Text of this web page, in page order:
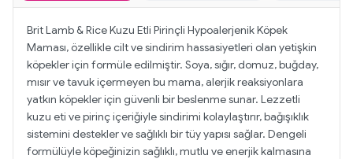
Brit Lamb & Rice Kuzu Etli Pirinçli Hypoalerjenik Köpek
Maması, özellikle cilt ve sindirim hassasiyetleri olan yetişkin
köpekler için formüle edilmiştir. Soya, sığır, domuz, buğday,
mısır ve tavuk içermeyen bu mama, alerjik reaksiyonlara
yatkın köpekler için güvenli bir beslenme sunar. Lezzetli
kuzu eti ve pirinç içeriğiyle sindirimi kolaylaştırır, bağışıklık
sistemini destekler ve sağlıklı bir tüy yapısı sağlar. Dengeli
formülüyle köpeğinizin sağlıklı, mutlu ve enerjik kalmasına